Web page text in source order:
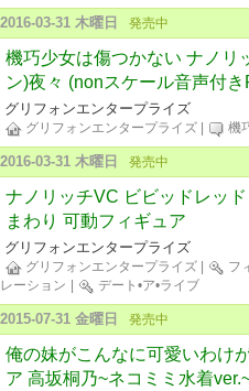
2016-03-31 木曜日 発売中
機巧少女は傷つかない ナノリ
ン)夜々 (nonスケール音声付
グリフォンエンタープライズ
グリフォンエンタープライズ 機
2016-03-31 木曜日 発売中
ナノリッチVC ビビッドレッ
まわり 可動フィギュア
グリフォンエンタープライズ
グリフォンエンタープライズ フ
レーション
デート•ア•ライブ
2015-07-31 金曜日 発売中
俺の妹がこんなに可愛いわけ
ア 高坂桐乃~ネコミミ水着